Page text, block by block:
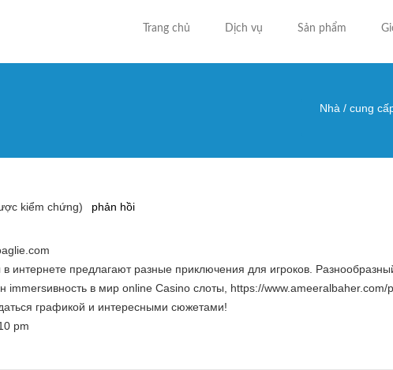
Trang chủ Dịch vụ Sản phẩm
Bạn
Nhà / cung
kiểm chứng)
phản hồi
интернете предлагают разные приключения для игроков.
immersивность в мир online Casino слоты, https://
графикой и интересными сюжетами!
pm